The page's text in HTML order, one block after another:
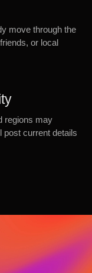
move through the
or local
regions may
post current details